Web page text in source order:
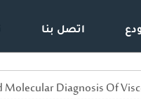
اتصل بنا